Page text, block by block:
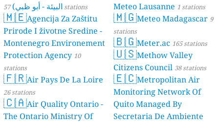
البيئة - أبو ظبي) 57 stations
🇲🇪Agencija Za Zaštitu
Prirode I životne Sredine -
Montenegro Environement
Protection Agency 10
stations
🇫🇷Air Pays De La Loire
26 stations
🇨🇦Air Quality Ontario -
The Ontario Ministry Of
Meteo Lausanne 1 stations
🇲🇬Meteo Madagascar 9
stations
🇧🇬Meter.ac 165 stations
🇺🇸Methow Valley
Citizens Council 38 stations
🇪🇨Metropolitan Air
Monitoring Network Of
Quito Managed By
Secretaria De Ambiente